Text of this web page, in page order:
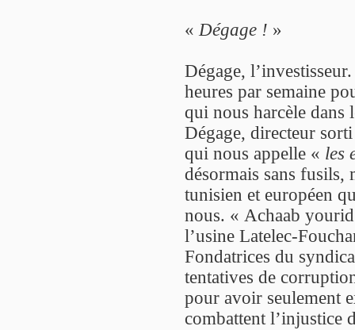
«Dégage ! »
Dégage,
heures par semaine
qui nous harcèle dans
Dégage, directeur
qui nous appelle « les
désormais sans fusils,
tunisien et européen
nous. « Achaab
l’usine Latelec-
Fondatrices du
tentatives de
pour avoir seulement
combattent l’injustice